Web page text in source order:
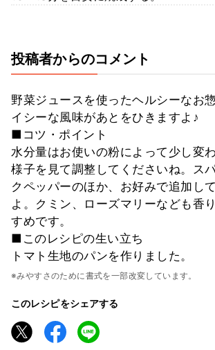
投稿者からのコメント
野菜ジュースを使ったヘルシーなお
イシーな風味があとをひきますよ♪
■コツ・ポイント
水分量はお使いの粉によって少し変
様子を見て調整してくださいね。ス
クペッパーのほか、お好みで追加し
よ。クミン、ローズマリーなども香
すめです。
■このレシピの生い立ち
トマト生地のパンを作りました。
※みやすさのために書式を一部改変しています。
このレシピをシェアする